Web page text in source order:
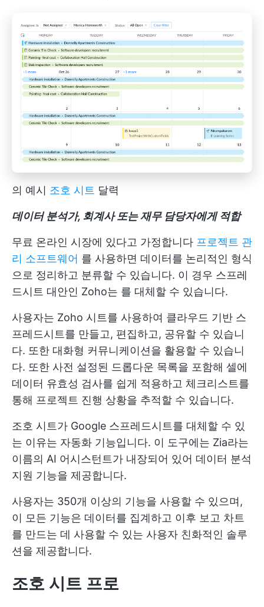
의 예시 조호 시트 달력
데이터 분석가, 회계사 또는 재무 담당자에게 적합
무료 온라인 시장에 있다고 가정합니다 프로젝트 관
리 소프트웨어 를 사용하면 데이터를 논리적인 형식
으로 정리하고 분류할 수 있습니다. 이 경우 스프레
드시트 대안인 Zoho는 를 대체할 수 있습니다.
사용자는 Zoho 시트를 사용하여 클라우드 기반 스
프레드시트를 만들고, 편집하고, 공유할 수 있습니
다. 또한 대화형 커뮤니케이션을 활용할 수 있습니
다. 또한 사전 설정된 드롭다운 목록을 포함해 셀에
데이터 유효성 검사를 쉽게 적용하고 체크리스트를
통해 프로젝트 진행 상황을 추적할 수 있습니다.
조호 시트가 Google 스프레드시트를 대체할 수 있
는 이유는 자동화 기능입니다. 이 도구에는 Zia라는
이름의 AI 어시스턴트가 내장되어 있어 데이터 분석
지원 기능을 제공합니다.
사용자는 350개 이상의 기능을 사용할 수 있으며,
이 모든 기능은 데이터를 집계하고 이후 보고 차트
를 만드는 데 사용할 수 있는 사용자 친화적인 솔루
션을 제공합니다.
조호 시트 프로